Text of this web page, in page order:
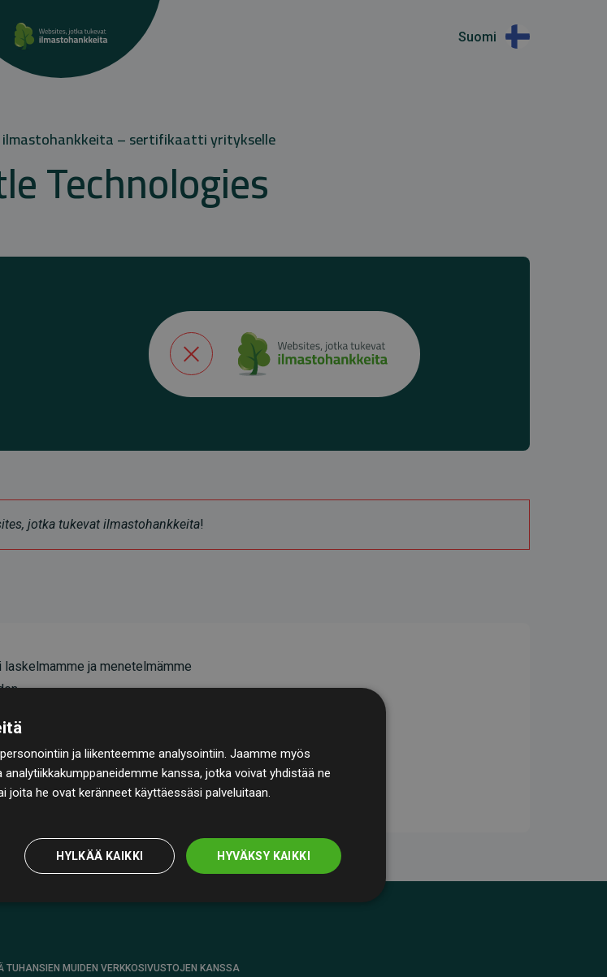
Suomi
– sertifikaatti yritykselle
Technologies
jotka tukevat ilmastohankkeita!
ja menetelmämme
ilmastohankkeisiin
todellisesta
TUHANSIEN MUIDEN VERKKOSIVUSTOJEN KANSSA
ja liikenteemme analysointiin. Jaamme myös
kanssa, jotka voivat yhdistää ne
he ovat keränneet käyttäessäsi palveluitaan.
HYVÄKSY KAIKKI
HYLKÄÄ KAIKKI